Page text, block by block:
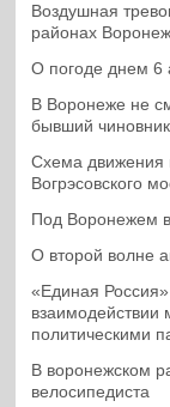
Воздушная
районах
О погоде днем 6
В Воронеже не
бывший
Схема движения
Вогрэсовского
Под Воронежем
О второй волне
«Единая
политическими
В воронежском
велосипедиста